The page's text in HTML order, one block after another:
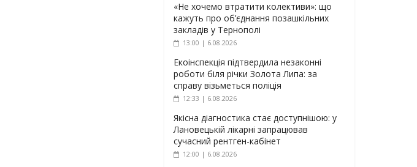
«Не хочемо втратити колективи»: що
кажуть про об’єднання позашкільних
закладів у Тернополі
13:00 | 6.08.2026
Екоінспекція підтвердила незаконні
роботи біля річки Золота Липа: за
справу візьметься поліція
12:33 | 6.08.2026
Якісна діагностика стає доступнішою: у
Лановецькій лікарні запрацював
сучасний рентген-кабінет
12:00 | 6.08.2026